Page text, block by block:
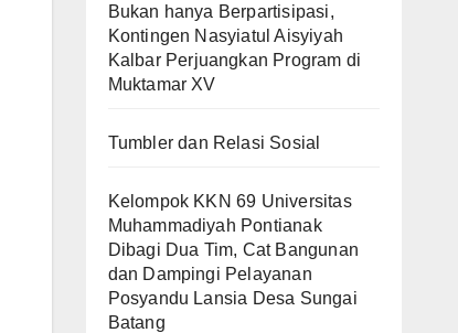
Bukan hanya Berpartisipasi,
Kontingen Nasyiatul Aisyiyah
Kalbar Perjuangkan Program di
Muktamar XV
Tumbler dan Relasi Sosial
Kelompok KKN 69 Universitas
Muhammadiyah Pontianak
Dibagi Dua Tim, Cat Bangunan
dan Dampingi Pelayanan
Posyandu Lansia Desa Sungai
Batang